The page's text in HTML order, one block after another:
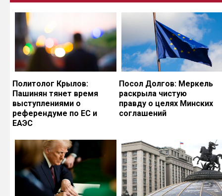
Политолог Крылов:
Пашинян тянет время
выступлениями о
референдуме по ЕС и
ЕАЭС
Посол Долгов: Меркель
раскрыла чистую
правду о целях Минских
соглашений